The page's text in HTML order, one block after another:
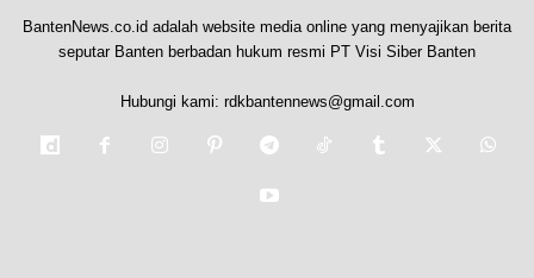
BantenNews.co.id adalah website media online yang menyajikan berita
seputar Banten berbadan hukum resmi PT Visi Siber Banten
Hubungi kami: rdkbantennews@gmail.com